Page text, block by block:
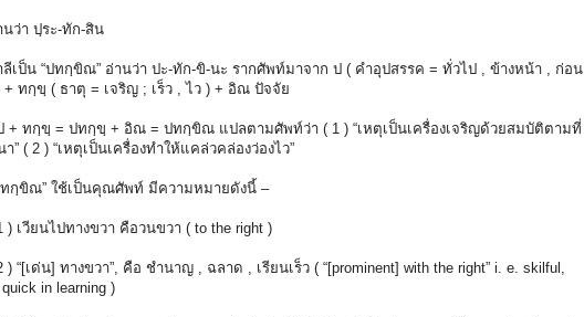
า ปฺระ-ทัก-สิน
น “ปทกฺขิณ” อ่านว่า ปะ-ทัก-ขิ-นะ รากศัพท์มาจาก ป ( คำอุปสรรค = ทั่วไป , ข้างหน้า , ก่อน
+ ทกฺขฺ ( ธาตุ = เจริญ ; เร็ว , ไว ) + อิณ ปัจจัย
กฺขฺ = ปทกฺขฺ + อิณ = ปทกฺขิณ แปลตามศัพท์ว่า ( 1 ) “เหตุเป็นเครื่องเจริญด้วยสมบัติตามที่
า” ( 2 ) “เหตุเป็นเครื่องทำให้แคล่วคล่องว่องไว”
ณ” ใช้เป็นคุณศัพท์ มีความหมายดังนี้ –
วียนไปทางขวา คือวนขวา ( to the right )
เด่น] ทางขวา”, คือ ชำนาญ , ฉลาด , เรียนเร็ว ( “[prominent] with the right” i. e. skilful,
in learning )